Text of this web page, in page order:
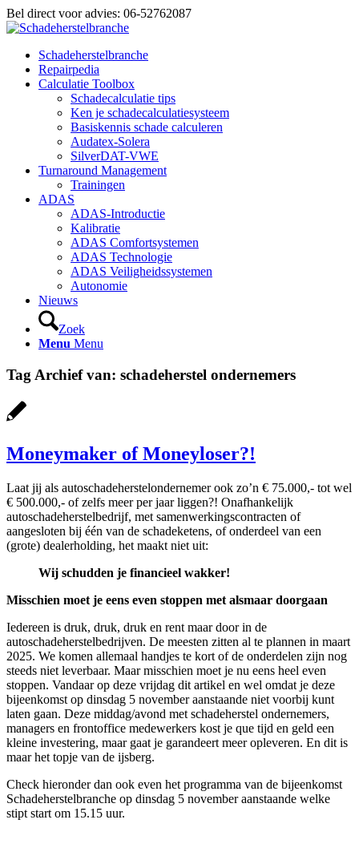
Bel direct voor advies: 06-52762087
Schadeherstelbranche
Repairpedia
Calculatie Toolbox
Schadecalculatie tips
Ken je schadecalculatiesysteem
Basiskennis schade calculeren
Audatex-Solera
SilverDAT-VWE
Turnaround Management
Trainingen
ADAS
ADAS-Introductie
Kalibratie
ADAS Comfortsystemen
ADAS Technologie
ADAS Veiligheidssystemen
Autonomie
Nieuws
Zoek
Menu Menu
Tag Archief van: schadeherstel ondernemers
Moneymaker of Moneyloser?!
Laat jij als autoschadeherstelondernemer ook zo’n € 75.000,- tot wel
€ 500.000,- of zelfs meer per jaar liggen?! Onafhankelijk
autoschadeherstelbedrijf, met samenwerkingscontracten of
aangesloten bij één van de schadeketens, of onderdeel van een
(grote) dealerholding, het maakt niet uit:
Wij schudden je financieel wakker!
Misschien moet je eens even stoppen met alsmaar doorgaan
Iedereen is druk, druk, druk en rent maar door in de
autoschadeherstelbedrijven. De meesten zitten al te plannen in maart
2025. We komen allemaal handjes te kort of de onderdelen zijn nog
steeds niet leverbaar. Maar misschien moet je nu eens heel even
stoppen. Vandaar op deze vrijdag dit artikel en wel omdat je deze
bijeenkomst op dinsdag 5 november aanstaande niet voorbij kunt
laten gaan. Deze middag/avond met schadeherstel ondernemers,
managers en frontoffice medewerkers kost je que tijd en geld een
kleine investering, maar gaat je garandeert meer opleveren. En dit is
maar het topje van de ijsberg.
Check hieronder dan ook even het programma van de bijeenkomst
Schadeherstelbranche op dinsdag 5 november aanstaande welke
stipt start om 15.15 uur.